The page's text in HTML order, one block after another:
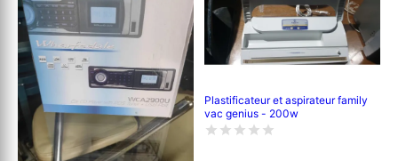
Plastificateur et aspirateur family
vac genius - 200w